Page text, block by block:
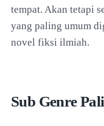
tempat. Akan tetapi
yang paling umum
novel fiksi ilmiah.
Sub Genre